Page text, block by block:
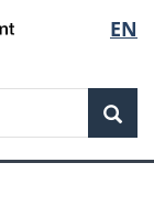
de
la
EN